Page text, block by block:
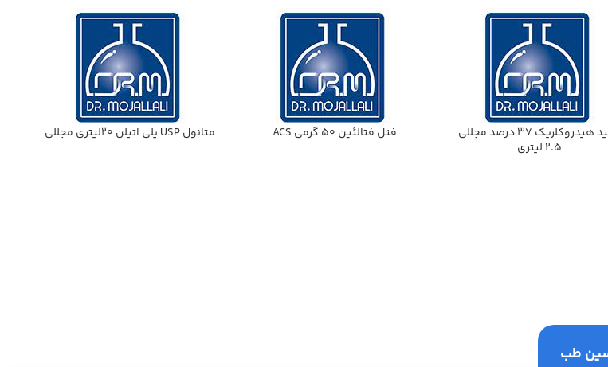
اسيد هيدروكلريك 37 درصد مجللي
2.5 ليتري
فنل فتالئين 50 گرمي ACS متانول USP پلي اتيلن 20ليتري مجللي
طب